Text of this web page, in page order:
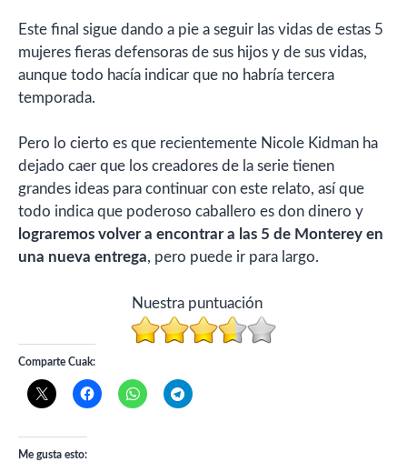
Este final sigue dando a pie a seguir las vidas de estas 5
mujeres fieras defensoras de sus hijos y de sus vidas,
aunque todo hacía indicar que no habría tercera
temporada.
Pero lo cierto es que recientemente Nicole Kidman ha
dejado caer que los creadores de la serie tienen
grandes ideas para continuar con este relato, así que
todo indica que poderoso caballero es don dinero y
lograremos volver a encontrar a las 5 de Monterey en
una nueva entrega, pero puede ir para largo.
Nuestra puntuación
Comparte Cuak:
Me gusta esto: